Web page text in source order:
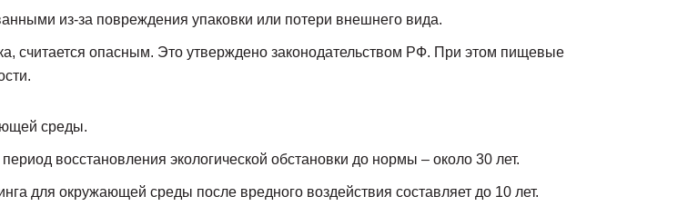
из-за повреждения упаковки или потери внешнего вида.
считается опасным. Это утверждено законодательством РФ. При этом пищевые
среды.
восстановления экологической обстановки до нормы – около 30 лет.
для окружающей среды после вредного воздействия составляет до 10 лет.